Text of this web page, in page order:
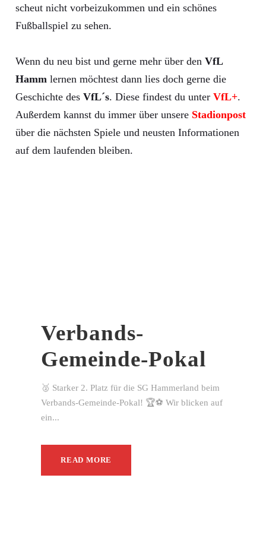
scheut nicht vorbeizukommen und ein schönes
Fußballspiel zu sehen.
Wenn du neu bist und gerne mehr über den VfL
Hamm lernen möchtest dann lies doch gerne die
Geschichte des VfL´s. Diese findest du unter VfL+.
Außerdem kannst du immer über unsere Stadionpost
über die nächsten Spiele und neusten Informationen
auf dem laufenden bleiben.
Verbands-
Gemeinde-Pokal
🥈 Starker 2. Platz für die SG Hammerland beim
Verbands-Gemeinde-Pokal! 🏆⚽ Wir blicken auf
ein...
READ MORE